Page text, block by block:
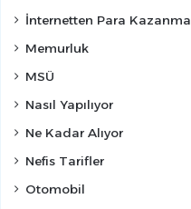
İnternetten Para Kazanma
Memurluk
MSÜ
Nasıl Yapılıyor
Ne Kadar Alıyor
Nefis Tarifler
Otomobil